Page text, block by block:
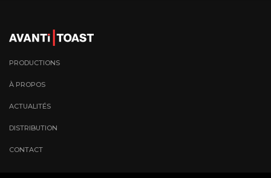
PRODUCTIONS
À PROPOS
ACTUALITÉS
DISTRIBUTION
CONTACT